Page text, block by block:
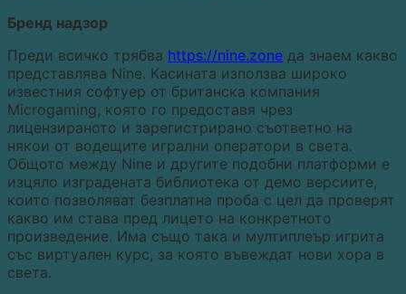
Бренд надзор
Преди всичко трябва https://nine.zone да знаем какво
представлява Nine. Касината използва широко
известния софтуер от британска компания
Microgaming, която го предоставя чрез
лицензираното и зарегистрирано съответно на
някои от водещите игрални оператори в света.
Общото между Nine и другите подобни платформи е
изцяло изградената библиотека от демо версиите,
които позволяват безплатна проба с цел да проверят
какво им става пред лицето на конкретното
произведение. Има също така и мултиплеър игрита
със виртуален курс, за която въвеждат нови хора в
света.